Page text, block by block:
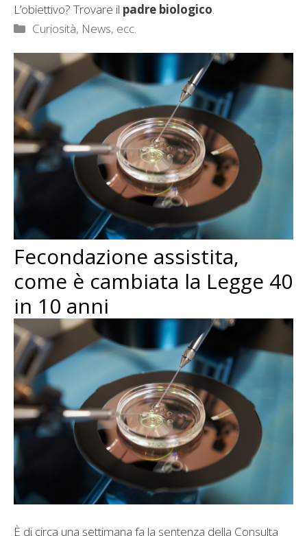
L’obiettivo? Trovare il padre biologico
Categorie
Curiosità, News, ecc.
Fecondazione assistita,
come è cambiata la Legge 40
in 10 anni
È di circa una settimana fa la sentenza della Consulta